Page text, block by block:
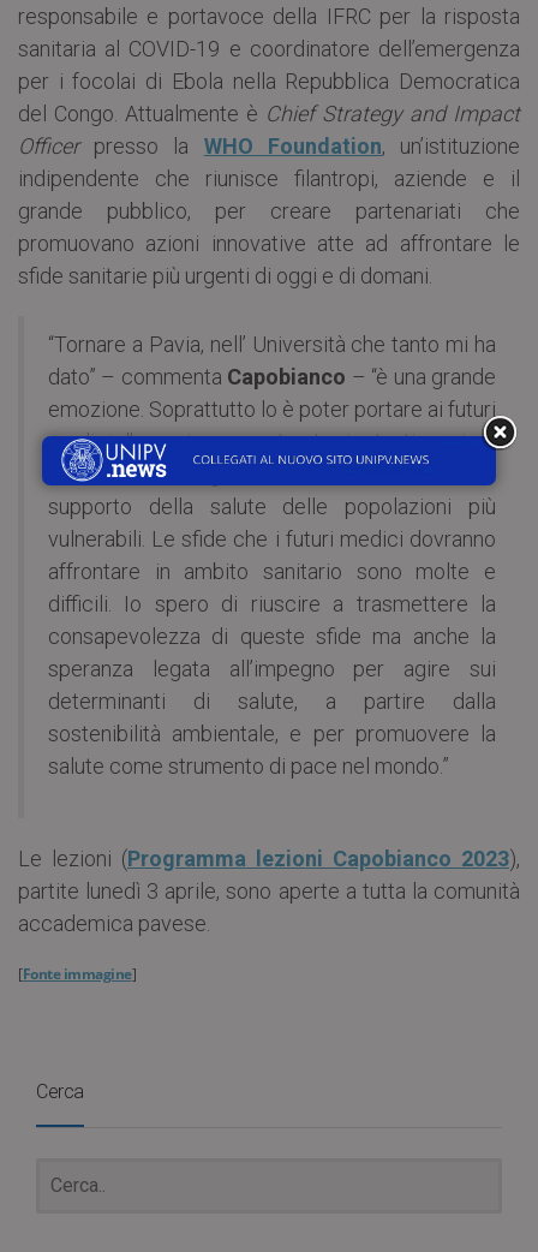
responsabile e portavoce della IFRC per la risposta
sanitaria al COVID-19 e coordinatore dell’emergenza
per i focolai di Ebola nella Repubblica Democratica
del Congo. Attualmente è Chief Strategy and Impact
Officerpresso la WHO Foundation, un’istituzione
indipendente che riunisce filantropi, aziende e il
grande pubblico, per creare partenariati che
promuovano azioni innovative atte ad affrontare le
sfide sanitarie più urgenti di oggi e di domani.
“Tornare a Pavia, nell’ Università che tanto mi ha
dato” – commenta Capobianco – “è una grande
emozione. Soprattutto lo è poter portare ai futuri
medici l’esperienza maturata in tanti anni di
lavoro nelle organizzazioni internazionali a
supporto della salute delle popolazioni più
vulnerabili. Le sfide che i futuri medici dovranno
affrontare in ambito sanitario sono molte e
difficili. Io spero di riuscire a trasmettere la
consapevolezza di queste sfide ma anche la
speranza legata all’impegno per agire sui
determinanti di salute, a partire dalla
sostenibilità ambientale, e per promuovere la
salute come strumento di pace nel mondo.”
Le lezioni (Programma lezioni Capobianco 2023),
partite lunedì 3 aprile, sono aperte a tutta la comunità
accademica pavese.
[Fonte immagine]
Cerca